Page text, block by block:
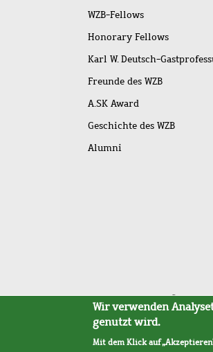
WZB-Fellows
Honorary Fellows
Karl W. Deutsch-
Freunde des WZB
A.SK Award
Geschichte des WZB
Alumni
SitemapBarrierefreiheit
Wir verwenden
genutzt wird.
Mit dem Klick auf